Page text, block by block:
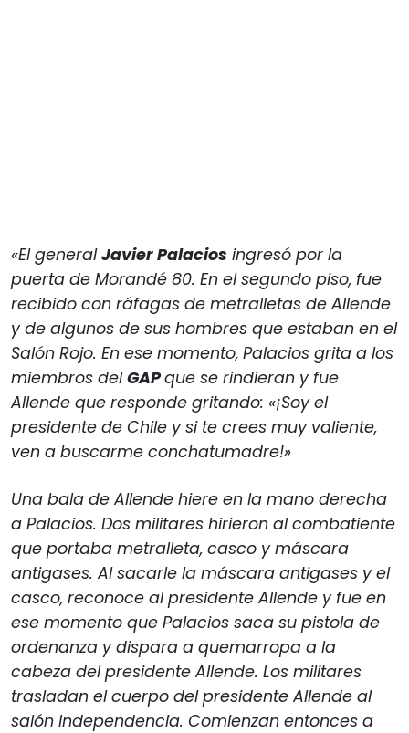
«El generalJavier Palacios ingresó por la
puerta de Morandé 80. En el segundo piso, fue
recibido con ráfagas de metralletas de Allende
y de algunos de sus hombres que estaban en el
Salón Rojo. En ese momento, Palacios grita a los
miembros delGAPque se rindieran y fue
Allende que responde gritando: «¡Soy el
presidente de Chile y si te crees muy valiente,
ven a buscarme conchatumadre!»
Una bala de Allende hiere en la mano derecha
a Palacios. Dos militares hirieron al combatiente
que portaba metralleta, casco y máscara
antigases. Al sacarle la máscara antigases y el
casco, reconoce al presidente Allende y fue en
ese momento que Palacios saca su pistola de
ordenanza y dispara a quemarropa a la
cabeza del presidente Allende. Los militares
trasladan el cuerpo del presidente Allende al
salón Independencia. Comienzan entonces a